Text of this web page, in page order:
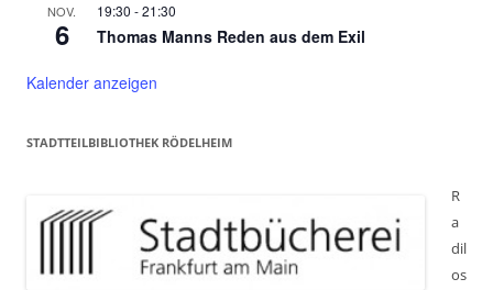
NOV.
6
19:30 -21:30
Thomas Manns Reden aus dem Exil
Kalender anzeigen
STADTTEILBIBLIOTHEK RÖDELHEIM
R
a
dil
os